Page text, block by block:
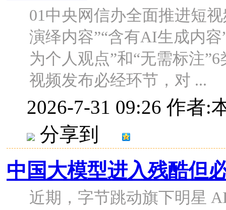
01中央网信办全面推进短
演绎内容”“含有AI生成内
为个人观点”和“无需标注
视频发布必经环节，对 ...
2026-7-31 09:26 作者:
分享到
中国大模型进入残酷但
近期，字节跳动旗下明星